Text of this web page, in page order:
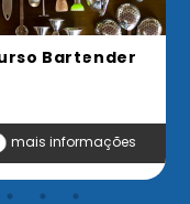
Bartender
mais informações